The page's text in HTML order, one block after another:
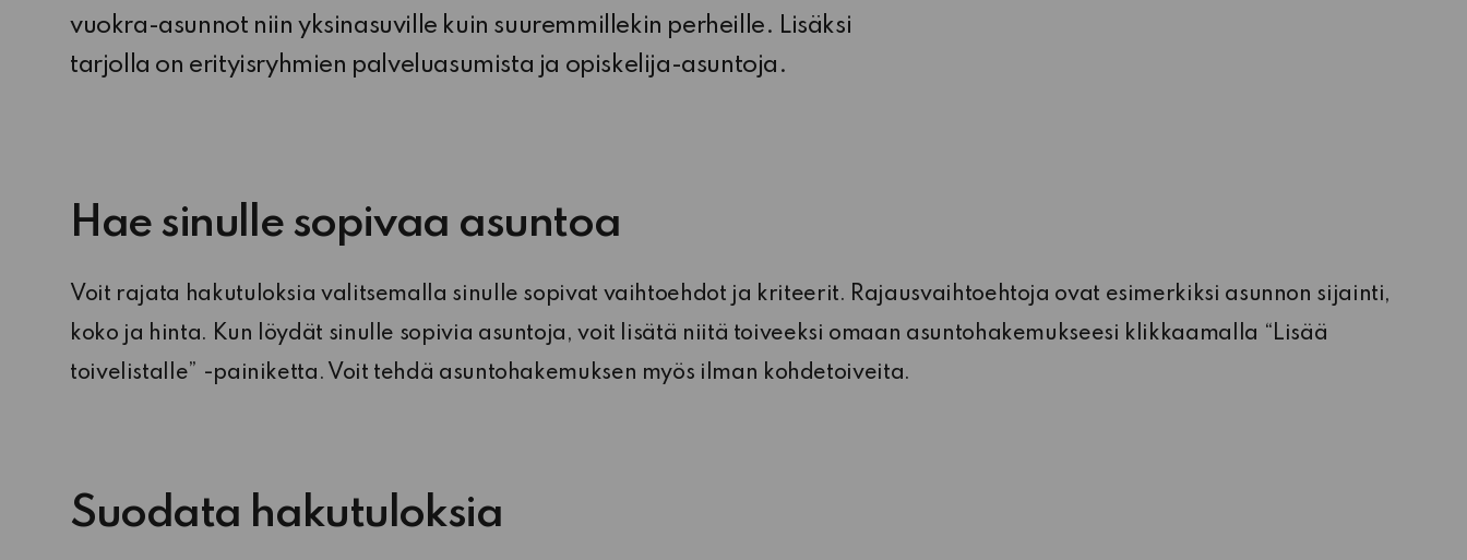
vuokra-asunnot niin yksinasuville kuin suuremmillekin perheille. Lisäksi
tarjolla on erityisryhmien palveluasumista ja opiskelija-asuntoja.
Hae sinulle sopivaa asuntoa
Voit rajata hakutuloksia valitsemalla sinulle sopivat vaihtoehdot ja kriteerit. Rajausvaihtoehtoja ovat esimerkiksi asunnon sijainti,
koko ja hinta. Kun löydät sinulle sopivia asuntoja, voit lisätä niitä toiveeksi omaan asuntohakemukseesi klikkaamalla “Lisää
toivelistalle” -painiketta. Voit tehdä asuntohakemuksen myös ilman kohdetoiveita.
Suodata hakutuloksia